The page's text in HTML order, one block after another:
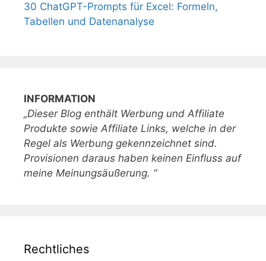
30 ChatGPT-Prompts für Excel: Formeln,
Tabellen und Datenanalyse
INFORMATION
„Dieser Blog enthält Werbung und Affiliate
Produkte sowie Affiliate Links, welche in der
Regel als Werbung gekennzeichnet sind.
Provisionen daraus haben keinen Einfluss auf
meine Meinungsäußerung. “
Rechtliches